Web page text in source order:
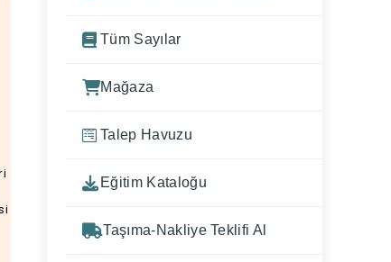
Tüm Sayılar
Mağaza
Talep Havuzu
Eğitim Kataloğu
Taşıma-Nakliye Teklifi Al